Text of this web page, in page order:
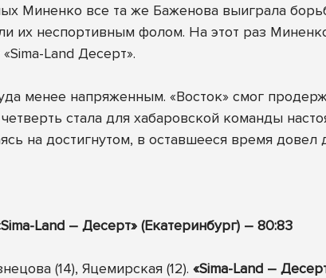
Миненко все та же Баженова выиграла
их неспортивным фолом. На этот раз
Land Десерт».
менее напряженным. «Восток» смог
четверть стала для хабаровской команды
на достигнутом, в оставшееся время
Sima-Land – Десерт» (Екатеринбург) – 80:83
(14), Яцемирская (12). «Sima-Land –